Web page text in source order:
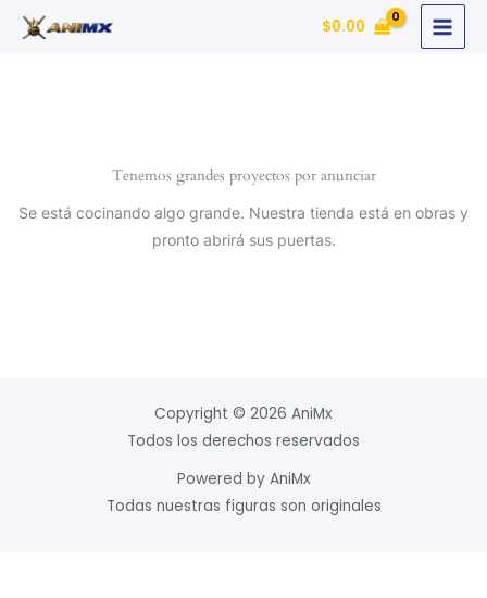
$0.00
Tenemos grandes proyectos por anunciar
Se está cocinando algo grande. Nuestra tienda está en obras y
pronto abrirá sus puertas.
Copyright © 2026 AniMx
Todos los derechos reservados
Powered by AniMx
Todas nuestras figuras son originales